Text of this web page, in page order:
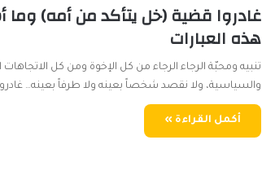
غادروا قضية (خل يتأكد من أمه) وما
هذه العبارات
تنبيه ومحبّة الرجاء الرجاء من كل الإخوة ومن كل الاتجاهات
والسياسية، ولا نقصد شخصاً بعينه ولا طرفاً بعينه…
أكمل القراءة »